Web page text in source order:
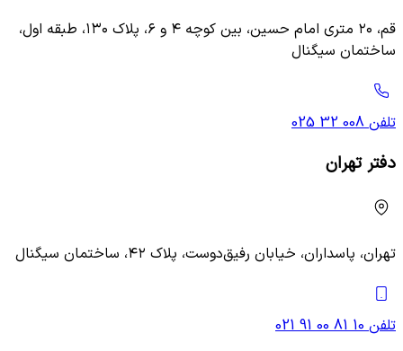
قم، ۲۰ متری امام حسین، بین کوچه ۴ و ۶، پلاک ۱۳۰، طبقه اول،
ساختمان سیگنال
تلفن 025 32 008
دفتر تهران
تهران، پاسداران، خیابان رفیق‌دوست، پلاک ۴۲، ساختمان سیگنال
تلفن 021 91 00 81 10